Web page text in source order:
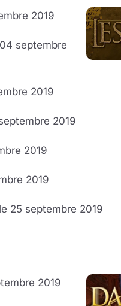
2019
septembre
2019
2019
2019
2019
25 septembre 2019
2019